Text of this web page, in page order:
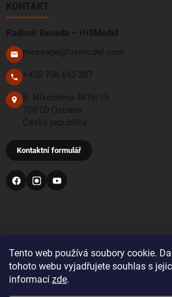
Tento web používá soubory cookie.
tohoto webu vyjadřujete souhlas s
informací zde.
KONTAKT
Radimír Beseda – HiSModel
message@hismodel.com
+420 736 643 287
B. Nikodéma 4476/15
708 00 Ostrava
Česká republika
Kontaktní formulář
PŘIJÍMÁME TYTO PLATEBNÍ